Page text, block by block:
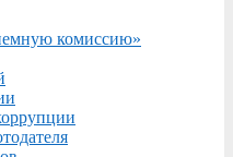
комиссию»